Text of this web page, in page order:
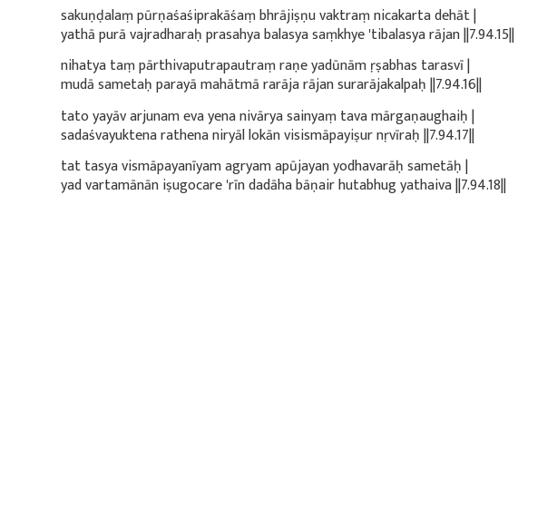
sakuṇḍalaṃ pūrṇaśaśiprakāśaṃ bhrājiṣṇu vaktraṃ nicakarta dehāt |
yathā purā vajradharaḥ prasahya balasya saṃkhye 'tibalasya rājan ||7.94.15||
nihatya taṃ pārthivaputrapautraṃ raṇe yadūnām ṛṣabhas tarasvī |
mudā sametaḥ parayā mahātmā rarāja rājan surarājakalpaḥ ||7.94.16||
tato yayāv arjunam eva yena nivārya sainyaṃ tava mārgaṇaughaiḥ |
sadaśvayuktena rathena niryāl lokān visismāpayiṣur nṛvīraḥ ||7.94.17||
tat tasya vismāpayanīyam agryam apūjayan yodhavarāḥ sametāḥ |
yad vartamānān iṣugocare 'rīn dadāha bāṇair hutabhug yathaiva ||7.94.18||